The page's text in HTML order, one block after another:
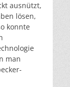
ausnützt,
lösen,
konnte
man